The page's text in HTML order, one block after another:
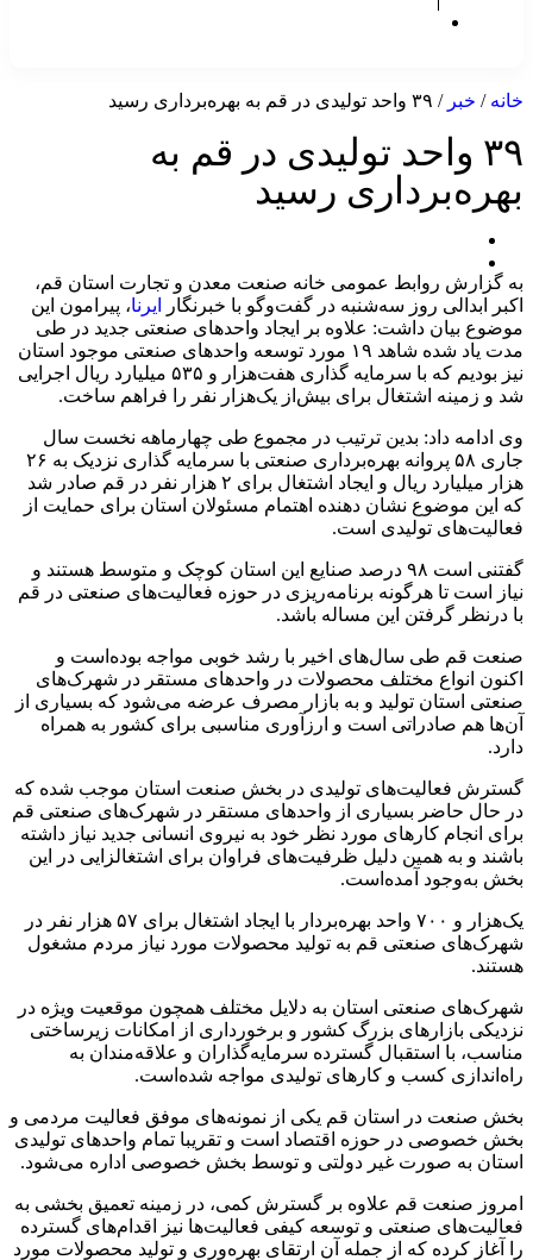
خانه / خبر / ۳۹ واحد تولیدی در قم به بهره‌برداری رسید
۳۹ واحد تولیدی در قم به
بهره‌برداری رسید
به گزارش روابط عمومی خانه صنعت معدن و تجارت استان قم،
اکبر ابدالی روز سه‌شنبه در گفت‌وگو با خبرنگار
ایرنا، پیرامون این
موضوع بیان داشت: علاوه بر ایجاد واحدهای صنعتی جدید در طی
مدت یاد شده شاهد ۱۹ مورد توسعه واحدهای صنعتی موجود استان
نیز بودیم که با سرمایه گذاری هفت‌هزار و ۵۳۵ میلیارد ریال اجرایی
شد و زمینه اشتغال برای بیش‌از یک‌هزار نفر را فراهم ساخت.
وی ادامه داد: بدین ترتیب در مجموع طی چهارماهه نخست سال
جاری ۵۸ پروانه بهره‌برداری صنعتی با سرمایه گذاری نزدیک به ۲۶
هزار میلیارد ریال و ایجاد اشتغال برای ۲ هزار نفر در قم صادر شد
که این موضوع نشان دهنده اهتمام مسئولان استان برای حمایت از
فعالیت‌های تولیدی است.
گفتنی است ۹۸ درصد صنایع این استان کوچک و متوسط هستند و
نیاز است تا هرگونه برنامه‌ریزی در حوزه فعالیت‌های صنعتی در قم
با درنظر گرفتن این مساله باشد.
صنعت قم طی سال‌های اخیر با رشد خوبی مواجه بوده‌است و
اکنون انواع مختلف محصولات در واحدهای مستقر در شهرک‌های
صنعتی استان تولید و به بازار مصرف عرضه می‌شود که بسیاری از
آن‌ها هم صادراتی است و ارزآوری مناسبی برای کشور به همراه
دارد.
گسترش فعالیت‌های تولیدی در بخش صنعت استان موجب شده که
در حال حاضر بسیاری از واحدهای مستقر در شهرک‌های صنعتی قم
برای انجام کارهای مورد نظر خود به نیروی انسانی جدید نیاز داشته
باشند و به همین دلیل ظرفیت‌های فراوان برای اشتغالزایی در این
بخش به‌وجود آمده‌است.
یک‌هزار و ۷۰۰ واحد بهره‌بردار با ایجاد اشتغال برای ۵۷ هزار نفر در
شهرک‌های صنعتی قم به تولید محصولات مورد نیاز مردم مشغول
هستند.
شهرک‌های صنعتی استان به دلایل مختلف همچون موقعیت ویژه در
نزدیکی بازارهای بزرگ کشور و برخورداری از امکانات زیرساختی
مناسب، با استقبال گسترده سرمایه‌گذاران و علاقه‌مندان به
راه‌اندازی کسب‌ و کارهای تولیدی مواجه‌ شده‌است.
بخش صنعت در استان قم یکی از نمونه‌های موفق فعالیت مردمی و
بخش خصوصی در حوزه اقتصاد است و تقریبا تمام واحدهای تولیدی
استان به صورت غیر دولتی و توسط بخش خصوصی اداره می‌شود.
امروز صنعت قم علاوه بر گسترش کمی،‌ در زمینه تعمیق بخشی به
فعالیت‌های صنعتی و توسعه کیفی فعالیت‌ها نیز اقدام‌های گسترده‌
را آغاز کرده که از جمله آن ارتقای بهره‌وری و تولید محصولات مورد